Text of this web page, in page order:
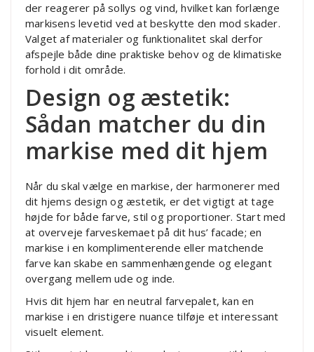
der reagerer på sollys og vind, hvilket kan forlænge
markisens levetid ved at beskytte den mod skader.
Valget af materialer og funktionalitet skal derfor
afspejle både dine praktiske behov og de klimatiske
forhold i dit område.
Design og æstetik:
Sådan matcher du din
markise med dit hjem
Når du skal vælge en markise, der harmonerer med
dit hjems design og æstetik, er det vigtigt at tage
højde for både farve, stil og proportioner. Start med
at overveje farveskemaet på dit hus’ facade; en
markise i en komplimenterende eller matchende
farve kan skabe en sammenhængende og elegant
overgang mellem ude og inde.
Hvis dit hjem har en neutral farvepalet, kan en
markise i en dristigere nuance tilføje et interessant
visuelt element.